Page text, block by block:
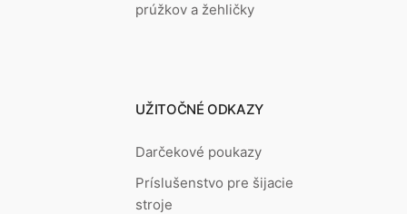
prúžkov a žehličky
UŽITOČNÉ ODKAZY
Darčekové poukazy
Príslušenstvo pre šijacie
stroje